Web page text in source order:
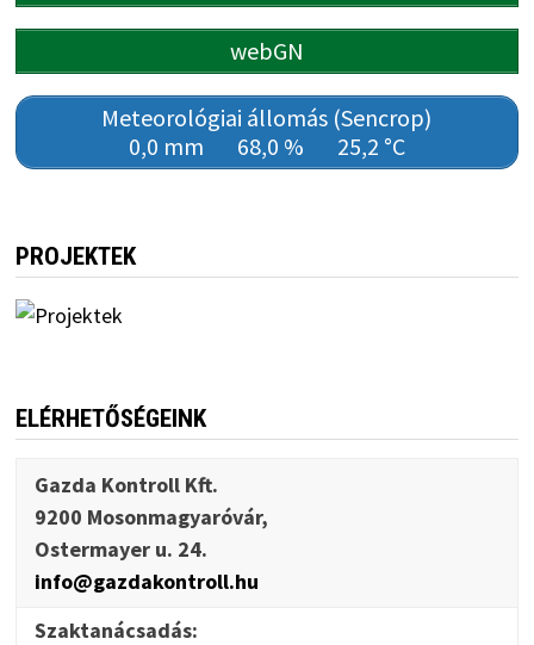
webGN
Meteorológiai állomás (Sencrop)
0,0 mm
68,0 % 25,2 °C
PROJEKTEK
ELÉRHETŐSÉGEINK
Gazda Kontroll Kft.
9200 Mosonmagyaróvár,
Ostermayer u. 24.
info@gazdakontroll.hu
Szaktanácsadás: